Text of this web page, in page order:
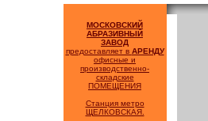
МОСКОВСКИЙ
АБРАЗИВНЫЙ
ЗАВОД
предоставляет в АРЕНДУ
офисные и
производственно-
складские
ПОМЕЩЕНИЯ
Станция метро
ЩЕЛКОВСКАЯ.